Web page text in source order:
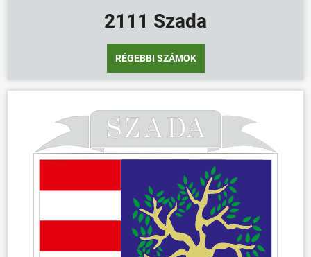
2111 Szada
RÉGEBBI SZÁMOK